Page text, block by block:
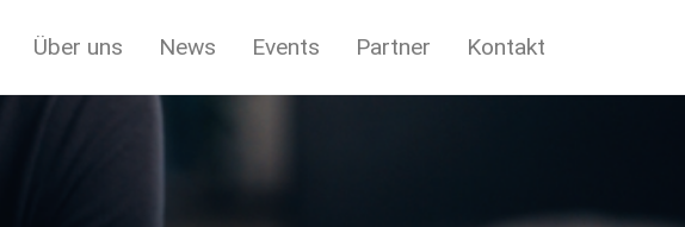
Über uns News Events Partner Kontakt